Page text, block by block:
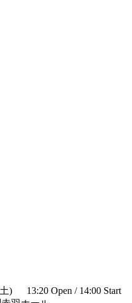
土) 13:20 Open / 14:00 Start